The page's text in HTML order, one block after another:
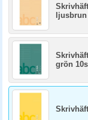
grön